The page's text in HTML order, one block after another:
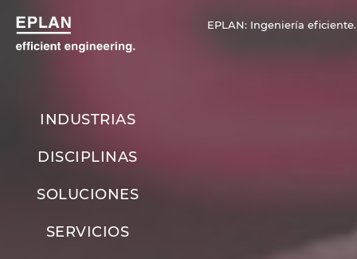
EPLAN: Ingeniería eficiente.
INDUSTRIAS
DISCIPLINAS
SOLUCIONES
SERVICIOS